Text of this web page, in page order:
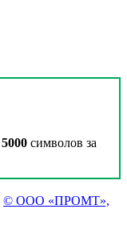
5000 символов за
© ООО «ПРОМТ»,